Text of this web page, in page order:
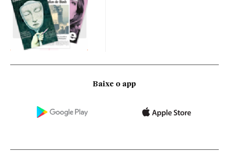
Baixe o app